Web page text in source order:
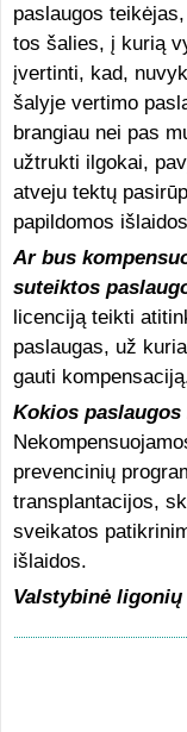
paslaugos
tos šalies, į kurią
įvertinti, kad,
šalyje vertimo
brangiau nei pas
užtrukti ilgokai,
atveju tektų
papildomos
Ar bus
suteiktos
licenciją teikti
paslaugas, už
gauti
Kokios
prevencinių
transplantacijos,
sveikatos
išlaidos.
Valstybinė ligonių